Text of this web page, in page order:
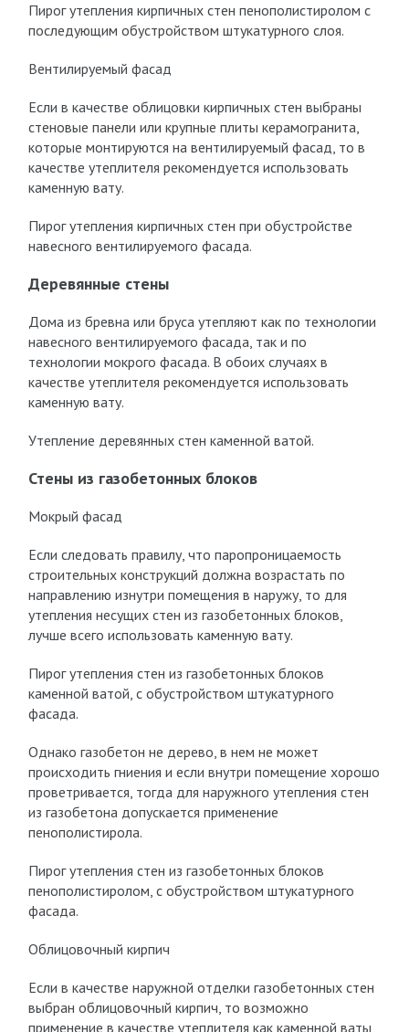
Пирог утепления кирпичных стен пенополистиролом с
последующим обустройством штукатурного слоя.
Вентилируемый фасад
Если в качестве облицовки кирпичных стен выбраны
стеновые панели или крупные плиты керамогранита,
которые монтируются на вентилируемый фасад, то в
качестве утеплителя рекомендуется использовать
каменную вату.
Пирог утепления кирпичных стен при обустройстве
навесного вентилируемого фасада.
Деревянные стены
Дома из бревна или бруса утепляют как по технологии
навесного вентилируемого фасада, так и по
технологии мокрого фасада. В обоих случаях в
качестве утеплителя рекомендуется использовать
каменную вату.
Утепление деревянных стен каменной ватой.
Стены из газобетонных блоков
Мокрый фасад
Если следовать правилу, что паропроницаемость
строительных конструкций должна возрастать по
направлению изнутри помещения в наружу, то для
утепления несущих стен из газобетонных блоков,
лучше всего использовать каменную вату.
Пирог утепления стен из газобетонных блоков
каменной ватой, с обустройством штукатурного
фасада.
Однако газобетон не дерево, в нем не может
происходить гниения и если внутри помещение хорошо
проветривается, тогда для наружного утепления стен
из газобетона допускается применение
пенополистирола.
Пирог утепления стен из газобетонных блоков
пенополистиролом, с обустройством штукатурного
фасада.
Облицовочный кирпич
Если в качестве наружной отделки газобетонных стен
выбран облицовочный кирпич, то возможно
применение в качестве утеплителя как каменной ваты,